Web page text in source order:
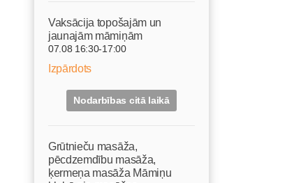
Vaksācija topošajām un
jaunajām māmiņām
07.08 16:30-17:00
Izpārdots
Nodarbības citā laikā
Grūtnieču masāža,
pēcdzemdību masāža,
ķermeņa masāža Māmiņu